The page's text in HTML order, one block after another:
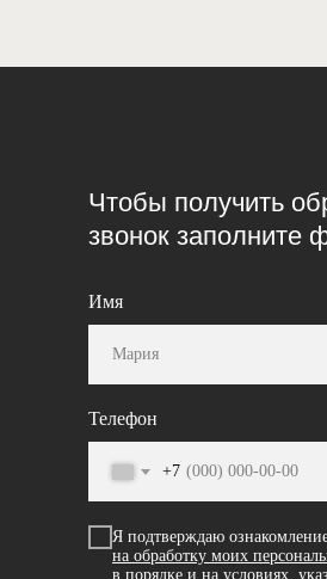
Чтобы получить
звонок заполните
Имя
Телефон
+7
Я подтверждаю
на обработку моих
в порядке и на условиях,